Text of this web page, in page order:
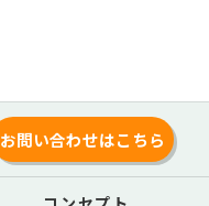
お問い合わせはこちら